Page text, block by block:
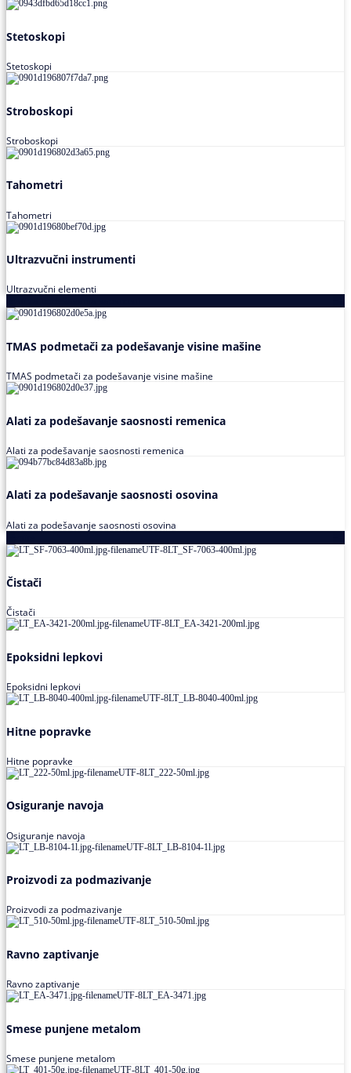
Stetoskopi
Stetoskopi
Stroboskopi
Stroboskopi
Tahometri
Tahometri
Ultrazvučni instrumenti
Ultrazvučni elementi
TMAS podmetači za podešavanje visine mašine
TMAS podmetači za podešavanje visine mašine
Alati za podešavanje saosnosti remenica
Alati za podešavanje saosnosti remenica
Alati za podešavanje saosnosti osovina
Alati za podešavanje saosnosti osovina
Čistači
Čistači
Epoksidni lepkovi
Epoksidni lepkovi
Hitne popravke
Hitne popravke
Osiguranje navoja
Osiguranje navoja
Proizvodi za podmazivanje
Proizvodi za podmazivanje
Ravno zaptivanje
Ravno zaptivanje
Smese punjene metalom
Smese punjene metalom